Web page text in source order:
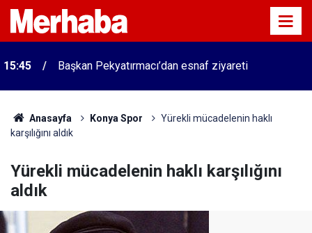
15:45 Başkan Pekyatırmacı’dan esnaf ziyareti
Anasayfa Konya Spor
Yürekli mücadelenin haklı
karşılığını aldık
Yürekli mücadelenin haklı karşılığını
aldık